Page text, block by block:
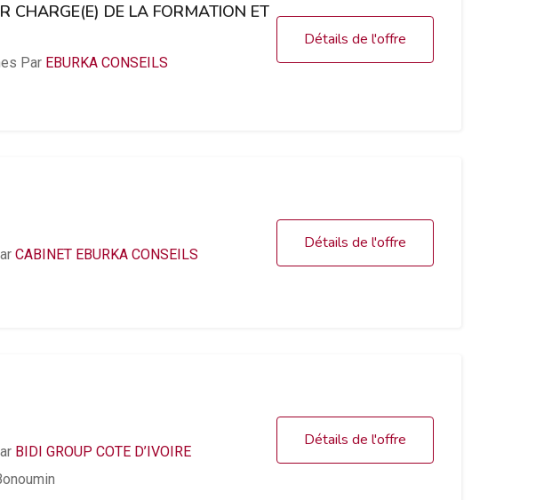
CHARGE(E) DE LA FORMATION ET
ParEBURKA CONSEILS
Détails de l'offre
CABINET EBURKA CONSEILS
Détails de l'offre
BIDI GROUP COTE D’IVOIRE
Détails de l'offre